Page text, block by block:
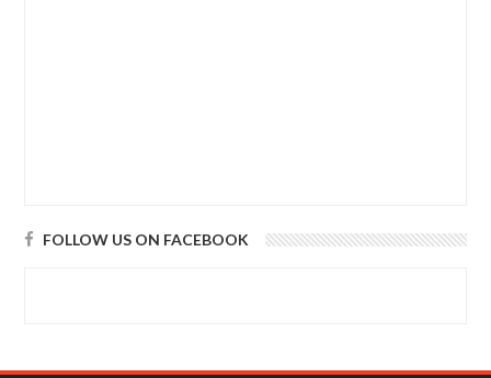
FOLLOW US ON FACEBOOK